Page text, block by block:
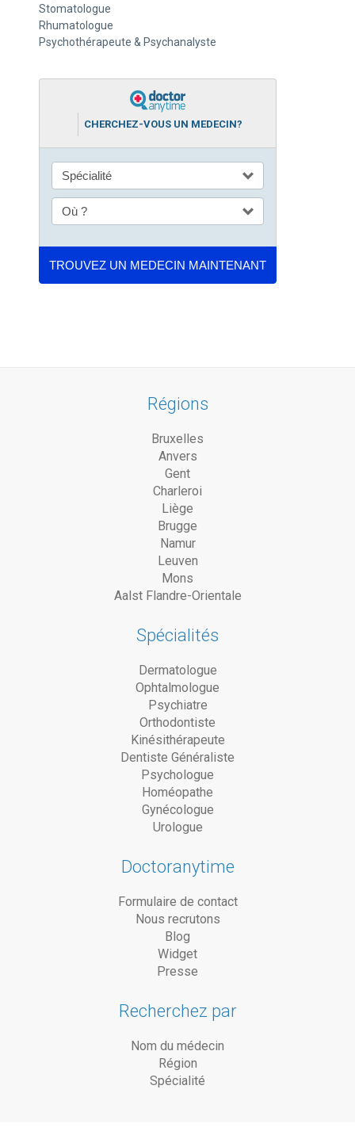
Stomatologue
Rhumatologue
Psychothérapeute & Psychanalyste
CHERCHEZ-VOUS UN MEDECIN?
Régions
Bruxelles
Anvers
Gent
Charleroi
Liège
Brugge
Namur
Leuven
Mons
Aalst Flandre-Orientale
Spécialités
Dermatologue
Ophtalmologue
Psychiatre
Orthodontiste
Kinésithérapeute
Dentiste Généraliste
Psychologue
Homéopathe
Gynécologue
Urologue
Doctoranytime
Formulaire de contact
Nous recrutons
Blog
Widget
Presse
Recherchez par
Nom du médecin
Région
Spécialité